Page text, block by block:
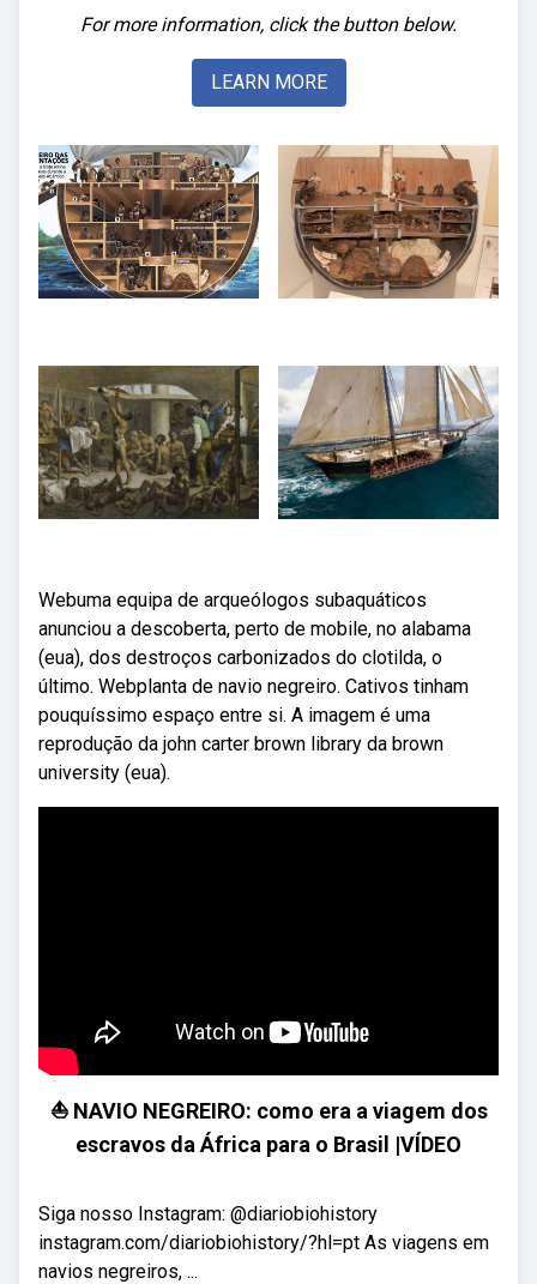
For more information, click the button below.
LEARN MORE
Webuma equipa de arqueólogos subaquáticos
anunciou a descoberta, perto de mobile, no alabama
(eua), dos destroços carbonizados do clotilda, o
último. Webplanta de navio negreiro. Cativos tinham
pouquíssimo espaço entre si. A imagem é uma
reprodução da john carter brown library da brown
university (eua).
⛵ NAVIO NEGREIRO: como era a viagem dos
escravos da África para o Brasil |VÍDEO
Siga nosso Instagram: @diariobiohistory
instagram.com/diariobiohistory/?hl=pt As viagens em
navios negreiros, ...